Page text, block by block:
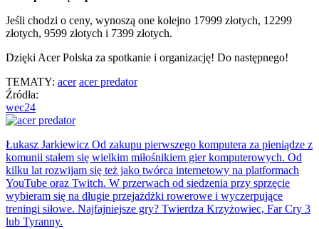
Jeśli chodzi o ceny, wynoszą one kolejno 17999 złotych, 12299
złotych, 9599 złotych i 7399 złotych.
Dzięki Acer Polska za spotkanie i organizację! Do następnego!
TEMATY: acer acer predator
Źródła:
wec24
Łukasz Jarkiewicz Od zakupu pierwszego komputera za pieniądze z
komunii stałem się wielkim miłośnikiem gier komputerowych. Od
kilku lat rozwijam się też jako twórca internetowy na platformach
YouTube oraz Twitch. W przerwach od siedzenia przy sprzęcie
wybieram się na długie przejażdżki rowerowe i wyczerpujące
treningi siłowe. Najfajniejsze gry? Twierdza Krzyżowiec, Far Cry 3
lub Tyranny.